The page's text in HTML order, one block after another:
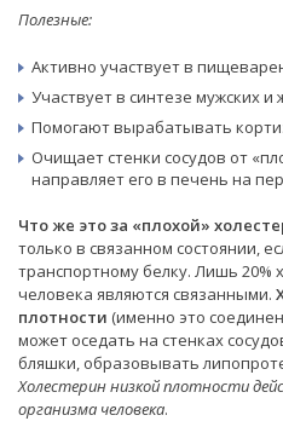
Полезные:
Активно участвует в
Участвует в синтезе мужских
Помогают вырабатывать
Очищает стенки сосудов от
направляет его в печень на
Что же это за «плохой»
только в связанном состоянии,
транспортному белку. Лишь 20%
человека являются связанными.
плотности (именно это
может оседать на стенках
бляшки, образовывать
Холестерин низкой плотности
организма человека.